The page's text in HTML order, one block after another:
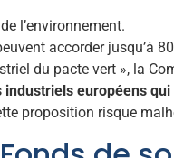
l’environnement.
accorder jusqu’à
du pacte vert », la
industriels européens
proposition risque